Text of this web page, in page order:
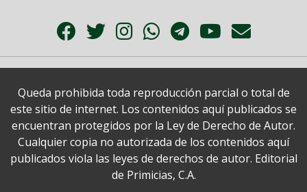
Queda prohibida toda reproducción parcial o total de
este sitio de internet. Los contenidos aquí publicados se
encuentran protegidos por la Ley de Derecho de Autor.
Cualquier copia no autorizada de los contenidos aquí
publicados viola las leyes de derechos de autor. Editorial
de Primicias, C.A.